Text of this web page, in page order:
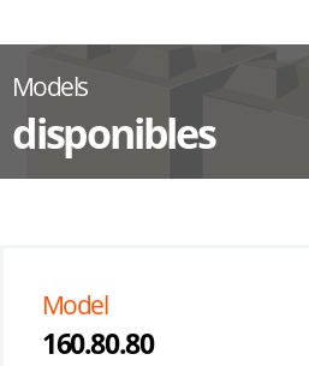
Models
disponibles
Model
160.80.80